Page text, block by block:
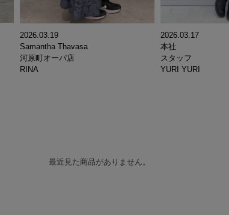
2026.03.19
Samantha Thavasa
河原町オーパ店
RINA
2026.03.17
本社
スタッフ
YURI YURI
最近見た商品がありません。